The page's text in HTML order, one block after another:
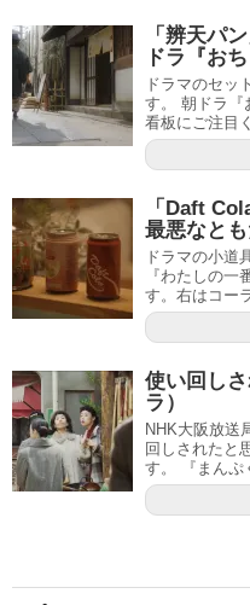
「辨天パ
ドラ『お
ドラマのセッ
す。 朝ドラ『
看板にご注目
「Daft
最悪なとも
ドラマの小道
『わたしの
す。右はコー
使い回し
ラ）
NHK大阪放送
回しされたと
す。 『まんぷ